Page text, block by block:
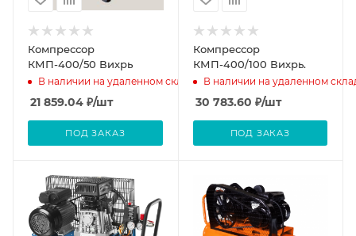
Компрессор
КМП-400/50 Вихрь
В наличии на удаленном складе
21 859.04 ₽/шт
ПОД ЗАКАЗ
Компрессор
КМП-400/100 Вихрь.
В наличии на удаленном
30 783.60 ₽/шт
ПОД ЗАКАЗ